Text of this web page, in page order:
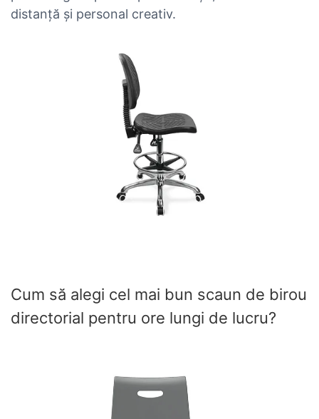
distanță și personal creativ.
Cum să alegi cel mai bun scaun de birou
directorial pentru ore lungi de lucru?